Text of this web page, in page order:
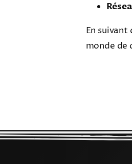
En suivant
monde de